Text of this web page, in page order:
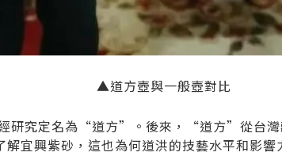
▲道方壺與一般壺對比
研究定名為“道方”。後來，“道方”從台灣
宜興紫砂，這也為何道洪的技藝水平和影響